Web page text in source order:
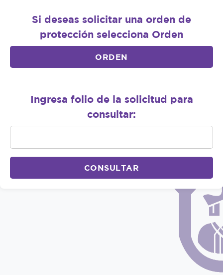
Si deseas solicitar una orden de
protección selecciona Orden
ORDEN
Ingresa folio de la solicitud para
consultar:
CONSULTAR